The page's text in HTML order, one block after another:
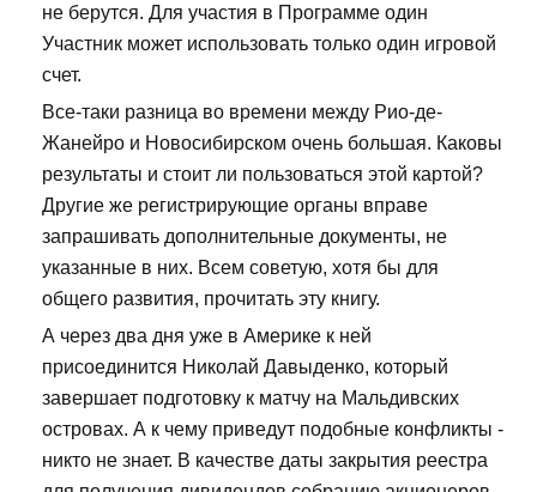
не берутся. Для участия в Программе один
Участник может использовать только один игровой
счет.
Все-таки разница во времени между Рио-де-
Жанейро и Новосибирском очень большая. Каковы
результаты и стоит ли пользоваться этой картой?
Другие же регистрирующие органы вправе
запрашивать дополнительные документы, не
указанные в них. Всем советую, хотя бы для
общего развития, прочитать эту книгу.
А через два дня уже в Америке к ней
присоединится Николай Давыденко, который
завершает подготовку к матчу на Мальдивских
островах. А к чему приведут подобные конфликты -
никто не знает. В качестве даты закрытия реестра